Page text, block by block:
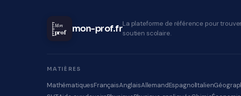
Mon
prof mon-prof.frLa plateforme de référence pour
soutien scolaire.
MATIÈRES
MathématiquesFrançaisAnglaisAllemandEspagnolItalien